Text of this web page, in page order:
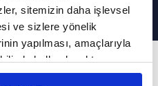
sitemizin daha işlevsel
ve sizlere yönelik
yapılması, amaçlarıyla
kullanılacaktır.
paneli vasıtasıyla